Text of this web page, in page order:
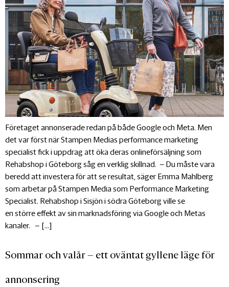
Företaget annonserade redan på både Google och Meta. Men
det var först när Stampen Medias performance marketing
specialist fick i uppdrag att öka deras onlineförsäljning som
Rehabshop i Göteborg såg en verklig skillnad. – Du måste vara
beredd att investera för att se resultat, säger Emma Mahlberg
som arbetar på Stampen Media som Performance Marketing
Specialist. Rehabshop i Sisjön i södra Göteborg ville se
en större effekt av sin marknadsföring via Google och Metas
kanaler. – […]
Sommar och valår – ett oväntat gyllene läge för
annonsering